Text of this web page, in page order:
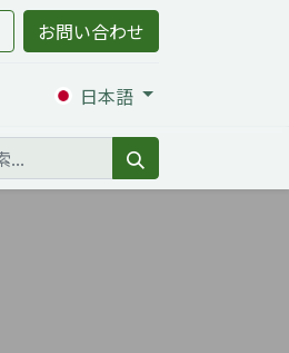
お問い合わせ
日本語